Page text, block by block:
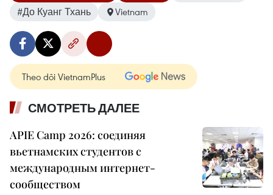
#До Куанг Тхань
Vietnam
Theo dõi VietnamPlus
СМОТРЕТЬ ДАЛЕЕ
APIE Camp 2026: соединяя
вьетнамских студентов с
международным интернет-
сообществом